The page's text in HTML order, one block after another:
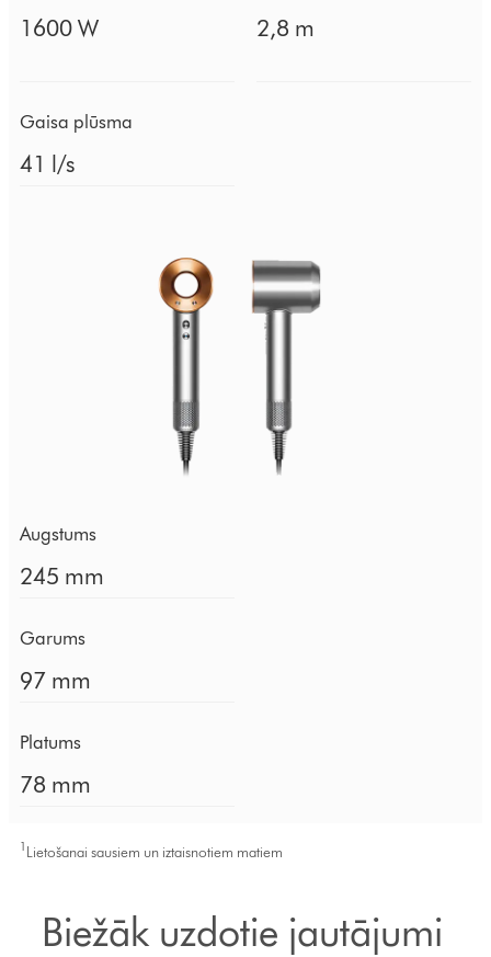
1600 W 2,8 m
Gaisa plūsma
41 l/s
Augstums
245 mm
Garums
97 mm
Platums
78 mm
1 Lietošanai sausiem un iztaisnotiem matiem
Biežāk uzdotie jautājumi